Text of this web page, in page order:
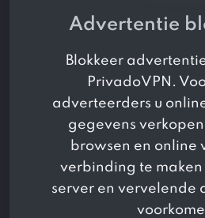
Advertentie
Blokkeer
PrivadoVPN.
adverteerders u
gegevens
browsen en online
verbinding te maken
server en vervelende